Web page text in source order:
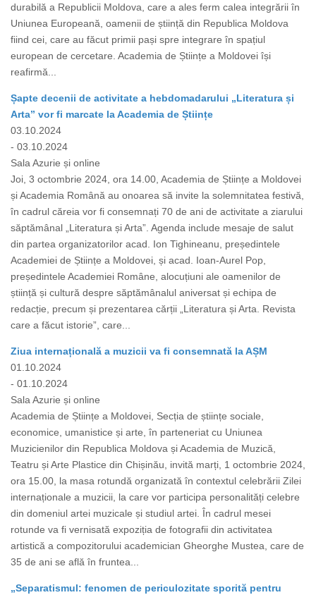
durabilă a Republicii Moldova, care a ales ferm calea integrării în
Uniunea Europeană, oamenii de știință din Republica Moldova
fiind cei, care au făcut primii pași spre integrare în spațiul
european de cercetare. Academia de Științe a Moldovei își
reafirmă...
Șapte decenii de activitate a hebdomadarului „Literatura și
Arta” vor fi marcate la Academia de Științe
03.10.2024
- 03.10.2024
Sala Azurie și online
Joi, 3 octombrie 2024, ora 14.00, Academia de Științe a Moldovei
și Academia Română au onoarea să invite la solemnitatea festivă,
în cadrul căreia vor fi consemnați 70 de ani de activitate a ziarului
săptămânal „Literatura și Arta”. Agenda include mesaje de salut
din partea organizatorilor acad. Ion Tighineanu, președintele
Academiei de Științe a Moldovei, și acad. Ioan-Aurel Pop,
președintele Academiei Române, alocuțiuni ale oamenilor de
știință și cultură despre săptămânalul aniversat și echipa de
redacție, precum și prezentarea cărții „Literatura și Arta. Revista
care a făcut istorie”, care...
Ziua internațională a muzicii va fi consemnată la AȘM
01.10.2024
- 01.10.2024
Sala Azurie și online
Academia de Științe a Moldovei, Secția de științe sociale,
economice, umanistice și arte, în parteneriat cu Uniunea
Muzicienilor din Republica Moldova și Academia de Muzică,
Teatru și Arte Plastice din Chișinău, invită marți, 1 octombrie 2024,
ora 15.00, la masa rotundă organizată în contextul celebrării Zilei
internaționale a muzicii, la care vor participa personalități celebre
din domeniul artei muzicale și studiul artei. În cadrul mesei
rotunde va fi vernisată expoziția de fotografii din activitatea
artistică a compozitorului academician Gheorghe Mustea, care de
35 de ani se află în fruntea...
„Separatismul: fenomen de periculozitate sporită pentru